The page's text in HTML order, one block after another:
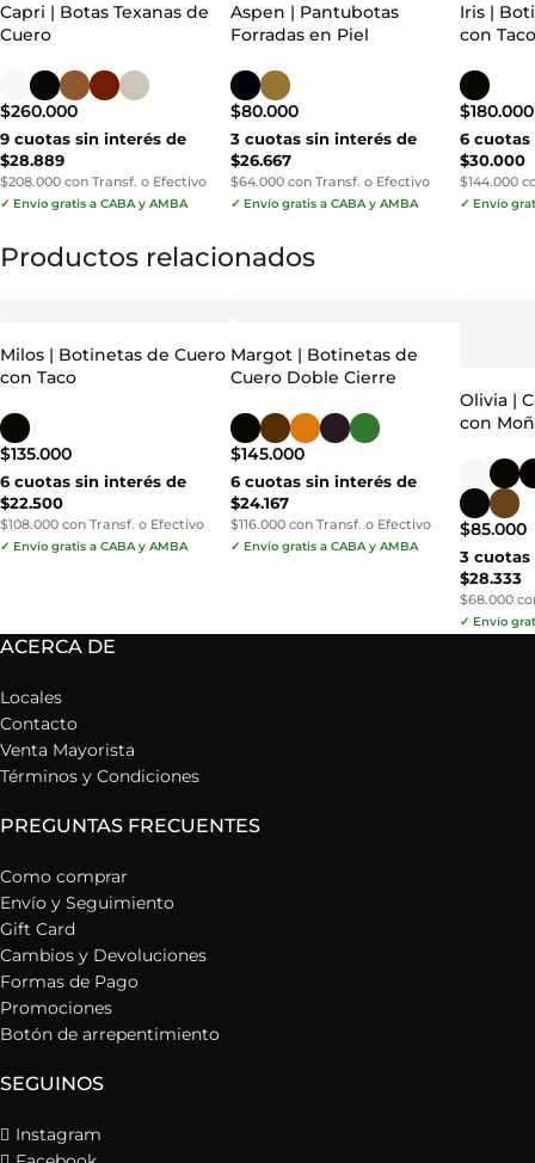
Capri | Botas Texanas de
Cuero
$260.000
9 cuotas sin interés de
$28.889
$208.000 con Transf. o Efectivo
✓ Envío gratis a CABA y AMBA
Aspen | Pantubotas
Forradas en Piel
$80.000
3 cuotas sin interés de
$26.667
$64.000 con Transf. o Efectivo
✓ Envío gratis a CABA y AMBA
Iris |
con
$180.000
6 cuotas
$30.000
$144.000
✓ Envío
Productos relacionados
Milos | Botinetas de Cuero
con Taco
$135.000
6 cuotas sin interés de
$22.500
$108.000 con Transf. o Efectivo
✓ Envío gratis a CABA y AMBA
Margot | Botinetas de
Cuero Doble Cierre
$145.000
6 cuotas sin interés de
$24.167
$116.000 con Transf. o Efectivo
✓ Envío gratis a CABA y AMBA
Olivia |
con
$85.000
3 cuotas
$28.333
$68.000
✓ Envío
ACERCA DE
Locales
Contacto
Venta Mayorista
Términos y Condiciones
PREGUNTAS FRECUENTES
Como comprar
Envío y Seguimiento
Gift Card
Cambios y Devoluciones
Formas de Pago
Promociones
Botón de arrepentimiento
SEGUINOS
Instagram